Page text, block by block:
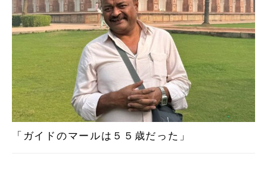
「ガイドのマールは５５歳だった」